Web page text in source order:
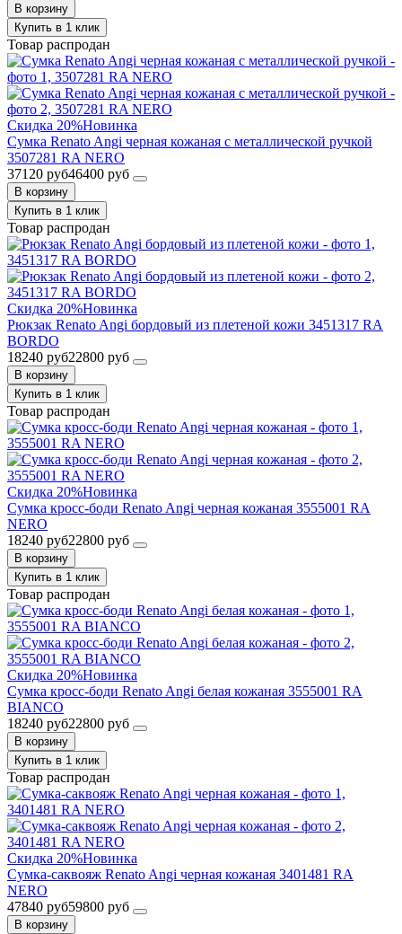
В корзину
Купить в 1 клик
Товар распродан
Скидка 20%Новинка
Сумка Renato Angi черная кожаная с металлической ручкой
3507281 RA NERO
37120 руб46400 руб
В корзину
Купить в 1 клик
Товар распродан
Скидка 20%Новинка
Рюкзак Renato Angi бордовый из плетеной кожи 3451317 RA
BORDO
18240 руб22800 руб
В корзину
Купить в 1 клик
Товар распродан
Скидка 20%Новинка
Сумка кросс-боди Renato Angi черная кожаная 3555001 RA
NERO
18240 руб22800 руб
В корзину
Купить в 1 клик
Товар распродан
Скидка 20%Новинка
Сумка кросс-боди Renato Angi белая кожаная 3555001 RA
BIANCO
18240 руб22800 руб
В корзину
Купить в 1 клик
Товар распродан
Скидка 20%Новинка
Сумка-саквояж Renato Angi черная кожаная 3401481 RA
NERO
47840 руб59800 руб
В корзину